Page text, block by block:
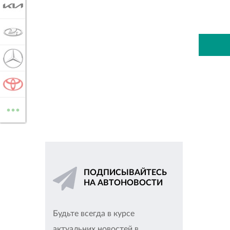
ПОДПИСЫВАЙТЕСЬ
НА АВТОНОВОСТИ
Будьте всегда в курсе
...